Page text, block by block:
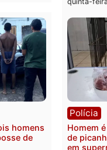
2026 às 18:20